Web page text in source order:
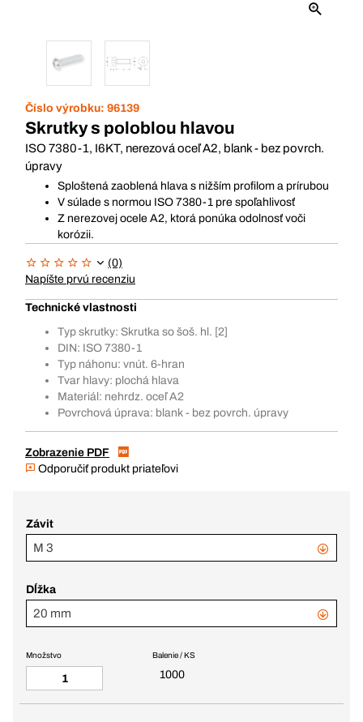
Číslo výrobku: 96139
Skrutky s poloblou hlavou
ISO 7380-1, I6KT, nerezová oceľ A2, blank - bez povrch.
úpravy
Sploštená zaoblená hlava s nižším profilom a prírubou
V súlade s normou ISO 7380-1 pre spoľahlivosť
Z nerezovej ocele A2, ktorá ponúka odolnosť voči
korózii.
(0)
Napíšte prvú recenziu
Technické vlastnosti
Typ skrutky: Skrutka so šoš. hl. [2]
DIN: ISO 7380-1
Typ náhonu: vnút. 6-hran
Tvar hlavy: plochá hlava
Materiál: nehrdz. oceľ A2
Povrchová úprava: blank - bez povrch. úpravy
Zobrazenie PDF
Odporučiť produkt priateľovi
Závit
M 3
Dĺžka
20 mm
Balenie / KS
1000
Množstvo